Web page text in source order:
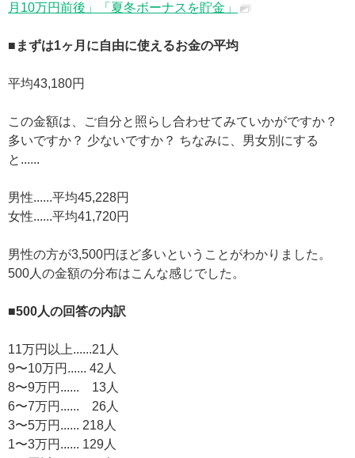
月10万円前後」「夏冬ボーナスを貯金」
■まずは1ヶ月に自由に使えるお金の平均
平均43,180円
この金額は、ご自分と照らし合わせてみていかがですか？
多いですか？ 少ないですか？ ちなみに、男女別にする
と......
男性......平均45,228円
女性......平均41,720円
男性の方が3,500円ほど多いということがわかりました。
500人の金額の分布はこんな感じでした。
■500人の回答の内訳
11万円以上......21人
9〜10万円...... 42人
8〜9万円...... 13人
6〜7万円...... 26人
3〜5万円...... 218人
1〜3万円...... 129人